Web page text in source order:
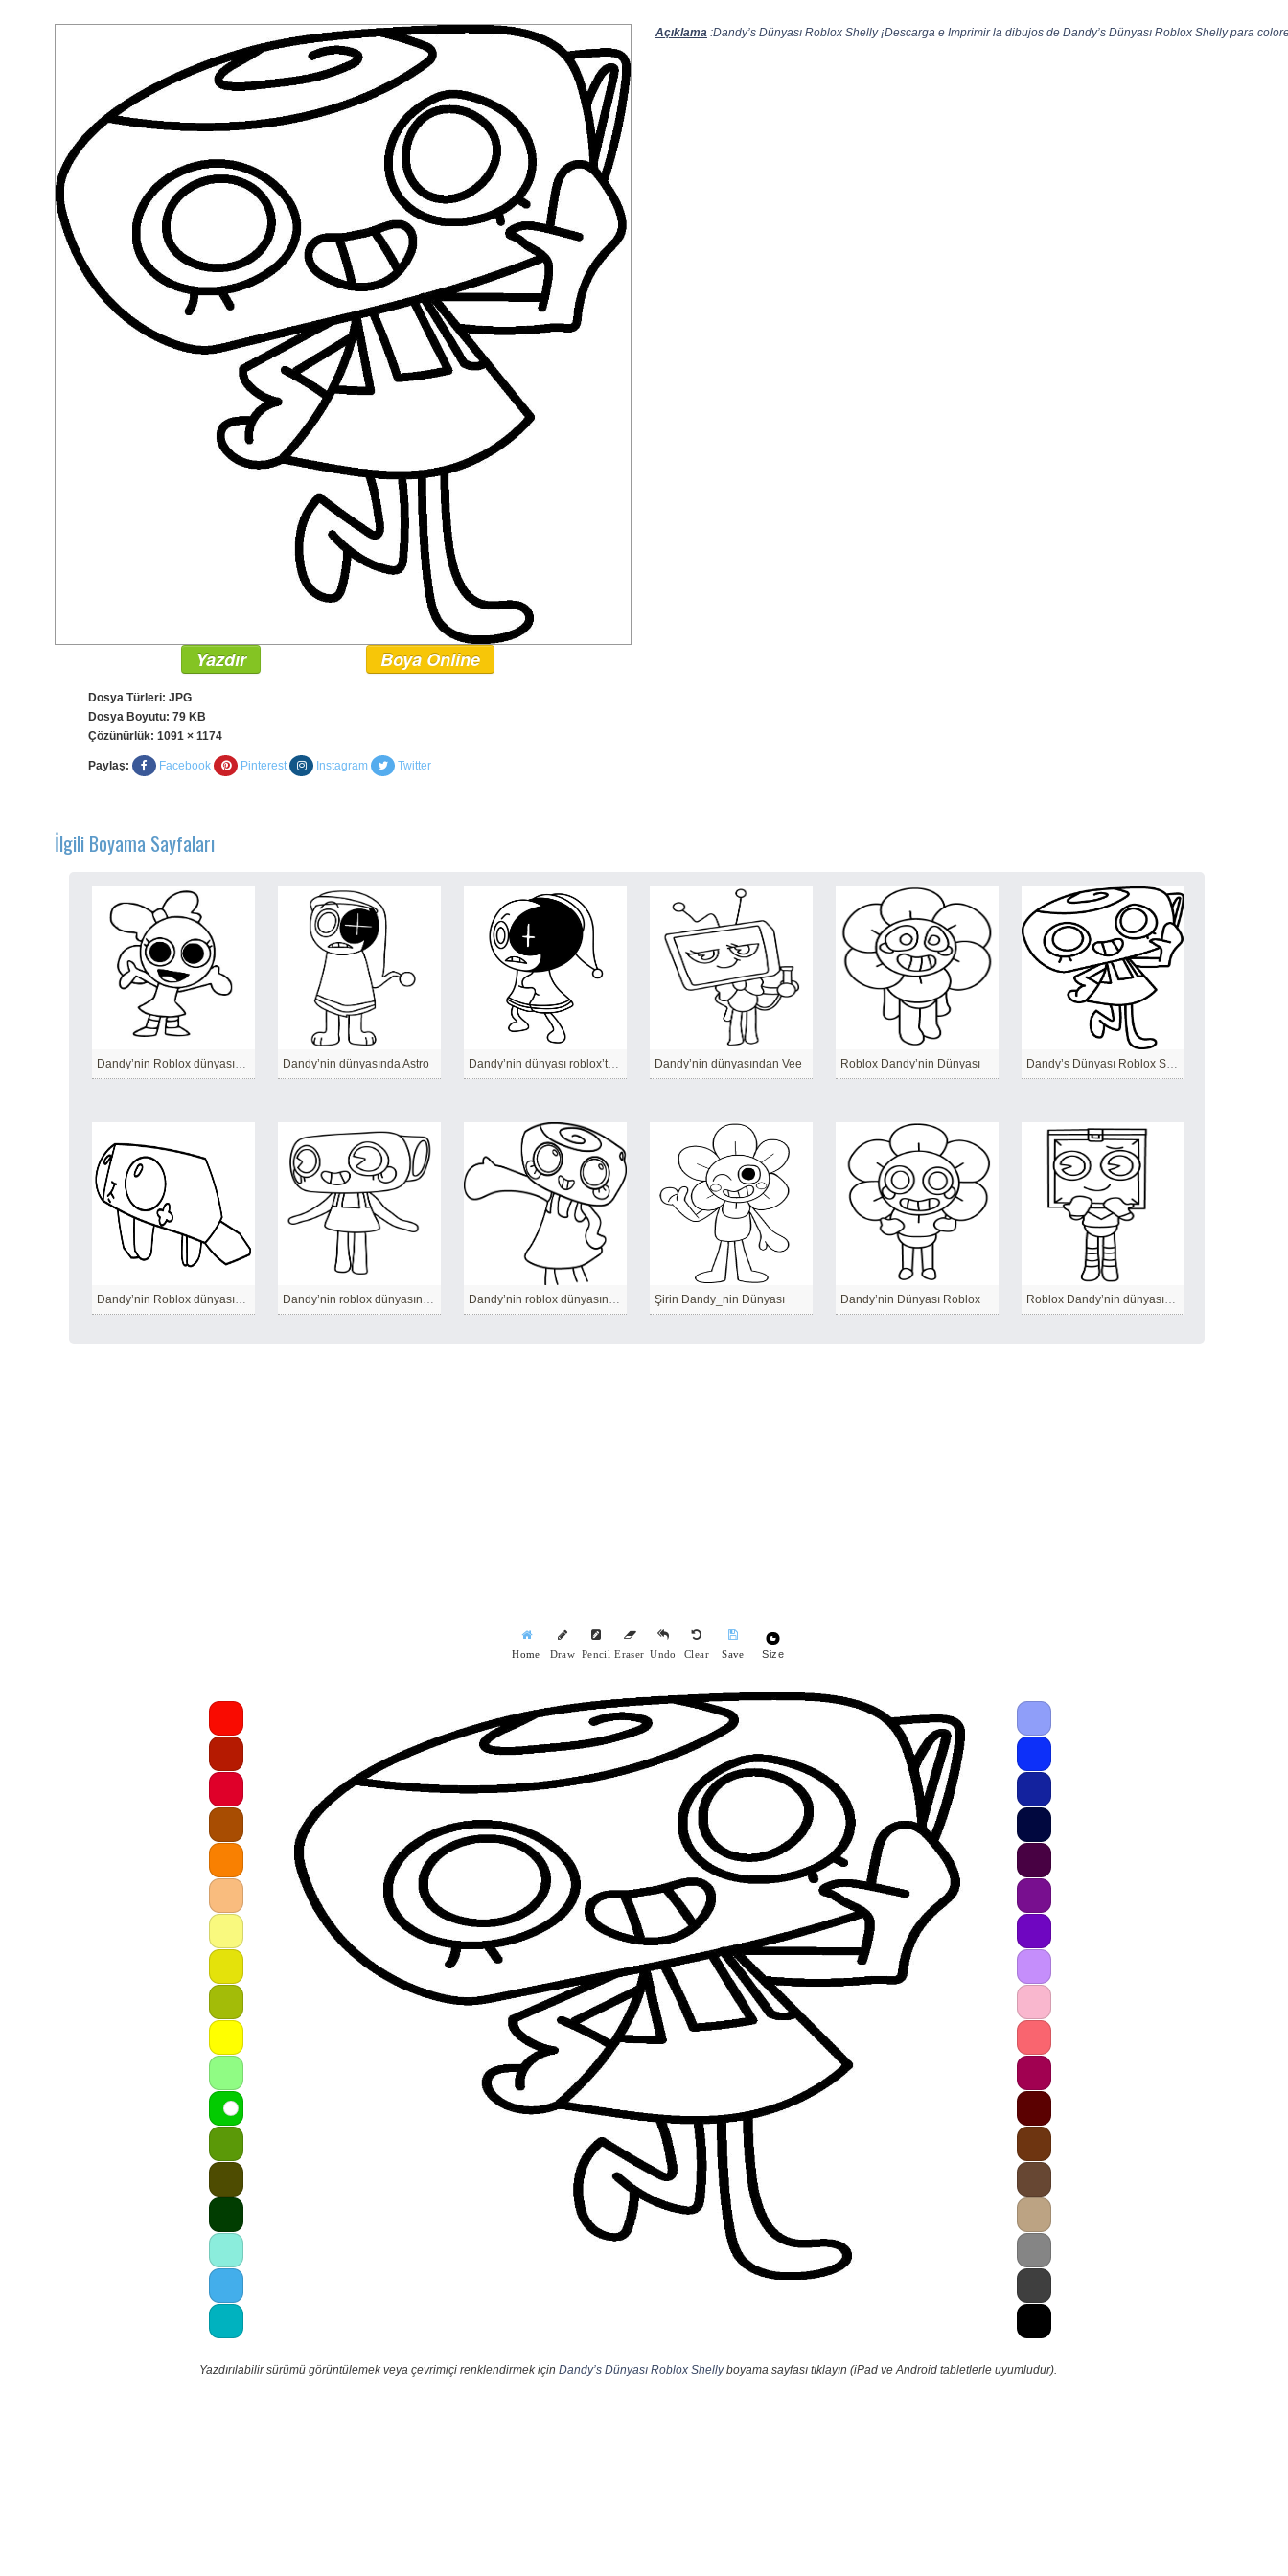
Açıklama :Dandy’s Dünyası Roblox Shelly ¡Descarga e Imprimir la dibujos de Dandy’s Dünyası Roblox Shelly para
Yazdır Boya Online
Dosya Türleri: JPG
Dosya Boyutu: 79 KB
Çözünürlük: 1091 × 1174
Paylaş: Facebook Pinterest Instagram Twitter
İlgili Boyama Sayfaları
Dandy’nin dünyasında Astro Dandy’nin dünyasından Vee Roblox Dandy’nin Dünyası
Şirin Dandy_nin Dünyası Dandy’nin Dünyası Roblox
Home Draw Pencil Eraser Undo Clear Save Size
Yazdırılabilir sürümü görüntülemek veya çevrimiçi renklendirmek için Dandy’s Dünyası Roblox Shellyboyama sayfası tıklayın (iPad ve Android tabletlerle uyumludur).